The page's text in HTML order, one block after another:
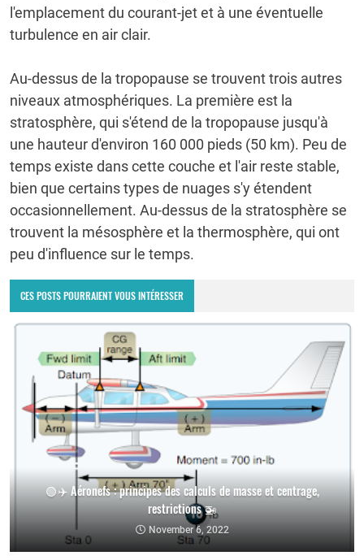
l'emplacement du courant-jet et à une éventuelle
turbulence en air clair.
Au-dessus de la tropopause se trouvent trois autres
niveaux atmosphériques. La première est la
stratosphère, qui s'étend de la tropopause jusqu'à
une hauteur d'environ 160 000 pieds (50 km). Peu de
temps existe dans cette couche et l'air reste stable,
bien que certains types de nuages ​​s'y étendent
occasionnellement. Au-dessus de la stratosphère se
trouvent la mésosphère et la thermosphère, qui ont
peu d'influence sur le temps.
CES POSTS POURRAIENT VOUS INTÉRESSER
🟢 ✈️ Aéronefs : principes des calculs de masse et centrage,
restrictions 🚁
November 6, 2022